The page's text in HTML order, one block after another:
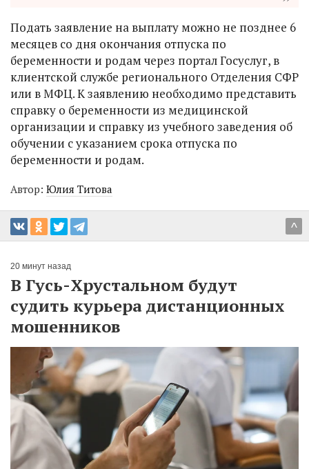
Подать заявление на выплату можно не позднее 6
месяцев со дня окончания отпуска по
беременности и родам через портал Госуслуг, в
клиентской службе регионального Отделения СФР
или в МФЦ. К заявлению необходимо представить
справку о беременности из медицинской
организации и справку из учебного заведения об
обучении с указанием срока отпуска по
беременности и родам.
Автор: Юлия Титова
^
20 минут назад
В Гусь-Хрустальном будут
судить курьера дистанционных
мошенников